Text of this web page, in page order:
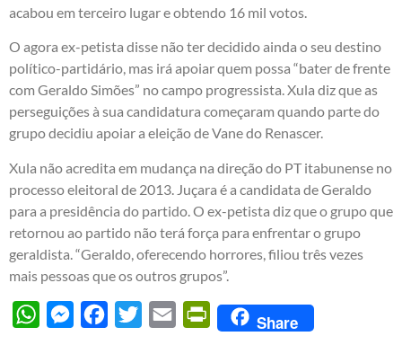
acabou em terceiro lugar e obtendo 16 mil votos.
O agora ex-petista disse não ter decidido ainda o seu destino
político-partidário, mas irá apoiar quem possa “bater de frente
com Geraldo Simões” no campo progressista. Xula diz que as
perseguições à sua candidatura começaram quando parte do
grupo decidiu apoiar a eleição de Vane do Renascer.
Xula não acredita em mudança na direção do PT itabunense no
processo eleitoral de 2013. Juçara é a candidata de Geraldo
para a presidência do partido. O ex-petista diz que o grupo que
retornou ao partido não terá força para enfrentar o grupo
geraldista. “Geraldo, oferecendo horrores, filiou três vezes
mais pessoas que os outros grupos”.
WhatsAppMessengerFacebook
Twitter Email PrintFriendly
Share